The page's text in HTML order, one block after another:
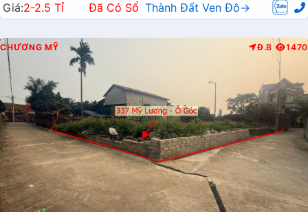
Giá:2-2.5 Tỉ Đã Có Sổ Thành Đất Ven Đô→
CHƯƠNG MỸ Đ.B 1470